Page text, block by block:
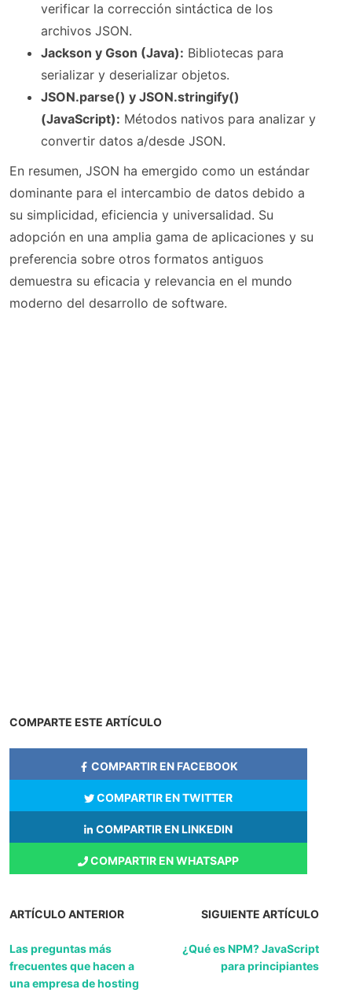
verificar la corrección sintáctica de los
archivos JSON.
Jackson y Gson (Java): Bibliotecas para
serializar y deserializar objetos.
JSON.parse() y JSON.stringify()
(JavaScript): Métodos nativos para analizar y
convertir datos a/desde JSON.
En resumen, JSON ha emergido como un estándar
dominante para el intercambio de datos debido a
su simplicidad, eficiencia y universalidad. Su
adopción en una amplia gama de aplicaciones y su
preferencia sobre otros formatos antiguos
demuestra su eficacia y relevancia en el mundo
moderno del desarrollo de software.
COMPARTE ESTE ARTÍCULO
COMPARTIR EN FACEBOOK
COMPARTIR EN TWITTER
COMPARTIR EN LINKEDIN
COMPARTIR EN WHATSAPP
ARTÍCULO ANTERIOR
Las preguntas más
frecuentes que hacen a
una empresa de hosting
SIGUIENTE ARTÍCULO
¿Qué es NPM? JavaScript
para principiantes